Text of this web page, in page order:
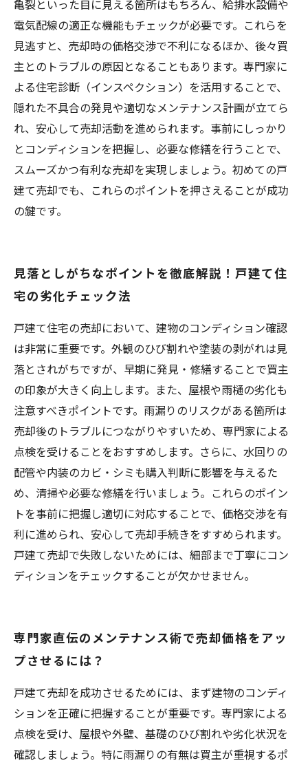
亀裂といった目に見える箇所はもちろん、給排水設備や
電気配線の適正な機能もチェックが必要です。これらを
見逃すと、売却時の価格交渉で不利になるほか、後々買
主とのトラブルの原因となることもあります。専門家に
よる住宅診断（インスペクション）を活用することで、
隠れた不具合の発見や適切なメンテナンス計画が立てら
れ、安心して売却活動を進められます。事前にしっかり
とコンディションを把握し、必要な修繕を行うことで、
スムーズかつ有利な売却を実現しましょう。初めての戸
建て売却でも、これらのポイントを押さえることが成功
の鍵です。
見落としがちなポイントを徹底解説！戸建て住
宅の劣化チェック法
戸建て住宅の売却において、建物のコンディション確認
は非常に重要です。外観のひび割れや塗装の剥がれは見
落とされがちですが、早期に発見・修繕することで買主
の印象が大きく向上します。また、屋根や雨樋の劣化も
注意すべきポイントです。雨漏りのリスクがある箇所は
売却後のトラブルにつながりやすいため、専門家による
点検を受けることをおすすめします。さらに、水回りの
配管や内装のカビ・シミも購入判断に影響を与えるた
め、清掃や必要な修繕を行いましょう。これらのポイン
トを事前に把握し適切に対応することで、価格交渉を有
利に進められ、安心して売却手続きをすすめられます。
戸建て売却で失敗しないためには、細部まで丁寧にコン
ディションをチェックすることが欠かせません。
専門家直伝のメンテナンス術で売却価格をアッ
プさせるには？
戸建て売却を成功させるためには、まず建物のコンディ
ションを正確に把握することが重要です。専門家による
点検を受け、屋根や外壁、基礎のひび割れや劣化状況を
確認しましょう。特に雨漏りの有無は買主が重視するポ